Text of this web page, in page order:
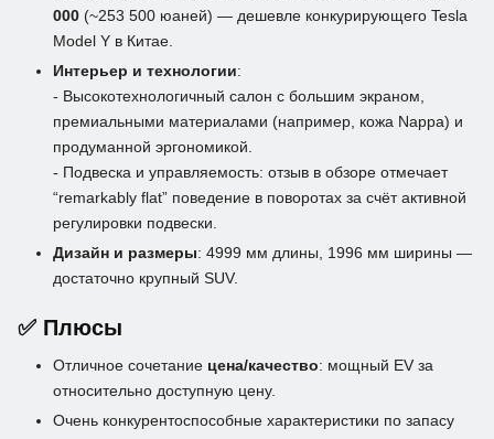
000 (~253 500 юаней) — дешевле конкурирующего Tesla
Model Y в Китае.
Интерьер и технологии:
- Высокотехнологичный салон с большим экраном,
премиальными материалами (например, кожа Nappa) и
продуманной эргономикой.
- Подвеска и управляемость: отзыв в обзоре отмечает
“remarkably flat” поведение в поворотах за счёт активной
регулировки подвески.
Дизайн и размеры: 4999 мм длины, 1996 мм ширины —
достаточно крупный SUV.
✅ Плюсы
Отличное сочетание цена/качество: мощный EV за
относительно доступную цену.
Очень конкурентоспособные характеристики по запасу